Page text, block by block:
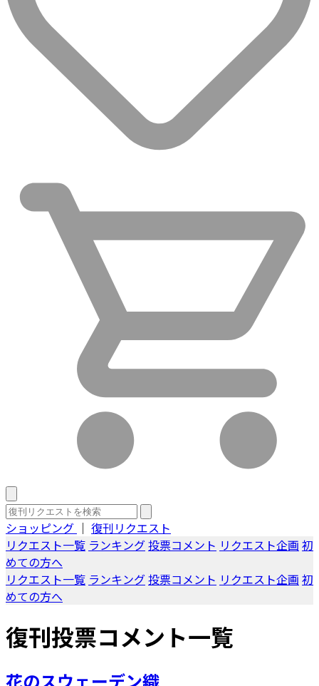
ショッピング ｜ 復刊リクエスト
リクエスト一覧 ランキング投票コメント リクエスト企画 初
めての方へ
リクエスト一覧 ランキング投票コメント リクエスト企画 初
めての方へ
復刊投票コメント一覧
花のスウェーデン織